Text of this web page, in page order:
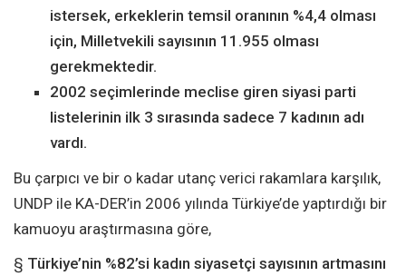
istersek, erkeklerin temsil oranının %4,4 olması
için, Milletvekili sayısının 11.955 olması
gerekmektedir.
2002 seçimlerinde meclise giren siyasi parti
listelerinin ilk 3 sırasında sadece 7 kadının adı
vardı.
Bu çarpıcı ve bir o kadar utanç verici rakamlara karşılık,
UNDP ile KA-DER’in 2006 yılında Türkiye’de yaptırdığı bir
kamuoyu araştırmasına göre,
§ Türkiye’nin %82’si kadın siyasetçi sayısının artmasını